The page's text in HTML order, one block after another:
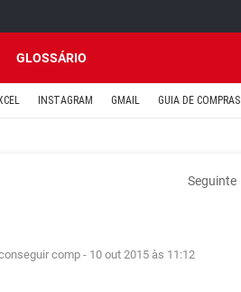
GLOSSÁRIO
INSTAGRAM GMAIL GUIA DE COMPRAS
Seguinte
comp - 10 out 2015 às 11:12